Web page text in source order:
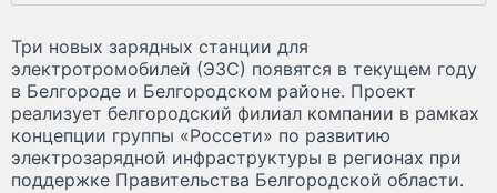
Три новых зарядных станции для
электротромобилей (ЭЗС) появятся в текущем году
в Белгороде и Белгородском районе. Проект
реализует белгородский филиал компании в рамках
концепции группы «Россети» по развитию
электрозарядной инфраструктуры в регионах при
поддержке Правительства Белгородской области.